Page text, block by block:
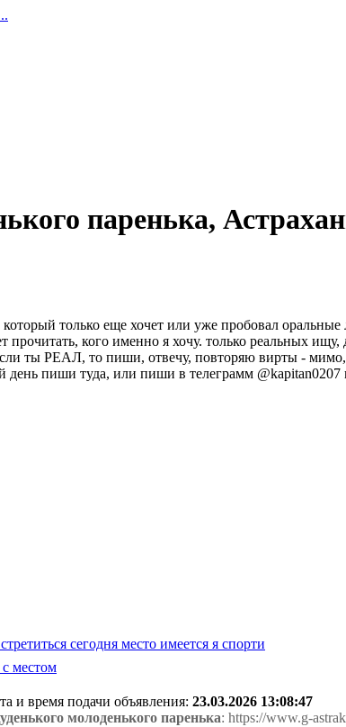
паренька,
только еще хочет или уже пробовал
прочитать, кого именно я хочу. только реальных
ты РЕАЛ, то пиши, отвечу, повторяю вирты -
день пиши туда, или пиши в телеграмм
сегодня место имеется я спорти
местом
и время подачи объявления: 23.03.2026 13:08:47
молоденького паренька: https://www.g-